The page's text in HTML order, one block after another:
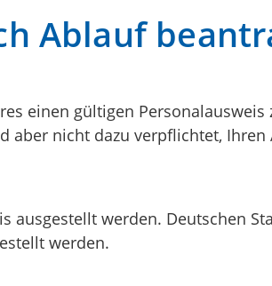
Ablauf
einen gültigen Personalausweis
aber nicht dazu verpflichtet,
ausgestellt werden. Deutschen
werden.